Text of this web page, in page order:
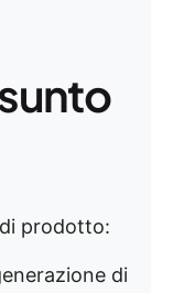
prodotto:
di